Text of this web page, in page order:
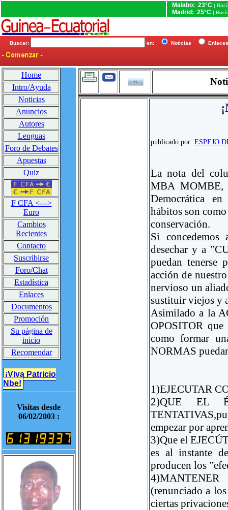
Malabo: 23°C |
Madrid: 25°C |
Buscar: en: Noticias
Home
Intro/Ayuda
Noticias
Anuncios
Autores
Lenguas
Foro de Debates
Apuestas
Quiz
F CFA <--->
Euro
Cambios
Recientes
Contacto
Suscribirse
Foro/Chat
Estadística
Enlaces
Documentos
Promoción
Su página de
inicio
Recomendar
¡Viva Patricio
Nbe!
Visitas desde
06/02/2003 :
publicado por: ESPEJO
La nota del
MBA MOMBE,
Democrática
hábitos son
conservación.
Si
desechar y a
puedan tenerse
acción de
nervioso un
sustituir viejos y
Asimilado a la
OPOSITOR que
como formar
NORMAS
1)EJECUTAR
2)QUE EL
empezar por
3)Que el
es al instante
producen los
(renunciado a
ciertas